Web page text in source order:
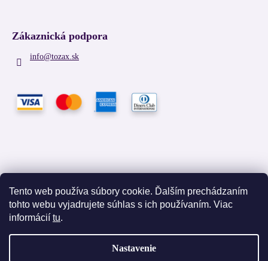
Tento web používa súbory cookie. Ďalším prechádzaním
tohto webu vyjadrujete súhlas s ich používaním. Viac
informácií tu.
Nastavenie
Zákaznická podpora
info@tozax.sk
Facebook